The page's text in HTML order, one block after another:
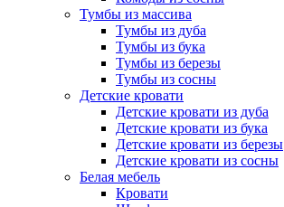
Тумбы из массива
Тумбы из дуба
Тумбы из бука
Тумбы из березы
Тумбы из сосны
Детские кровати
Детские кровати из дуба
Детские кровати из бука
Детские кровати из березы
Детские кровати из сосны
Белая мебель
Кровати